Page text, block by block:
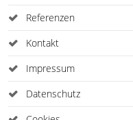
Referenzen
Kontakt
Impressum
Datenschutz